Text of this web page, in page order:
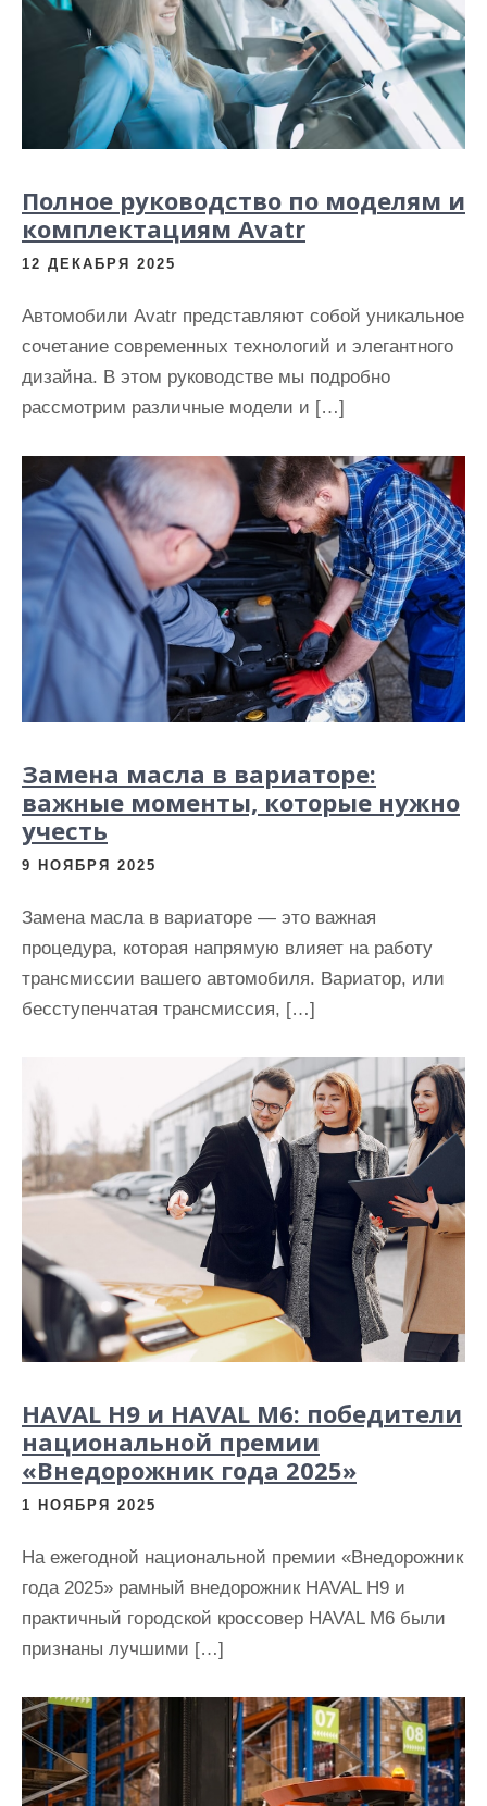
Полное руководство по моделям и
комплектациям Avatr
12 ДЕКАБРЯ 2025
Автомобили Avatr представляют собой уникальное
сочетание современных технологий и элегантного
дизайна. В этом руководстве мы подробно
рассмотрим различные модели и […]
Замена масла в вариаторе:
важные моменты, которые нужно
учесть
9 НОЯБРЯ 2025
Замена масла в вариаторе — это важная
процедура, которая напрямую влияет на работу
трансмиссии вашего автомобиля. Вариатор, или
бесступенчатая трансмиссия, […]
HAVAL H9 и HAVAL M6: победители
национальной премии
«Внедорожник года 2025»
1 НОЯБРЯ 2025
На ежегодной национальной премии «Внедорожник
года 2025» рамный внедорожник HAVAL H9 и
практичный городской кроссовер HAVAL M6 были
признаны лучшими […]